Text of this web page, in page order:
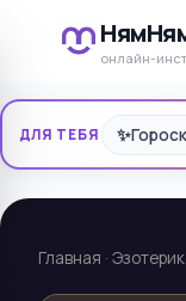
онлайн-
ДЛЯ ТЕБЯ ✨
Главная ·